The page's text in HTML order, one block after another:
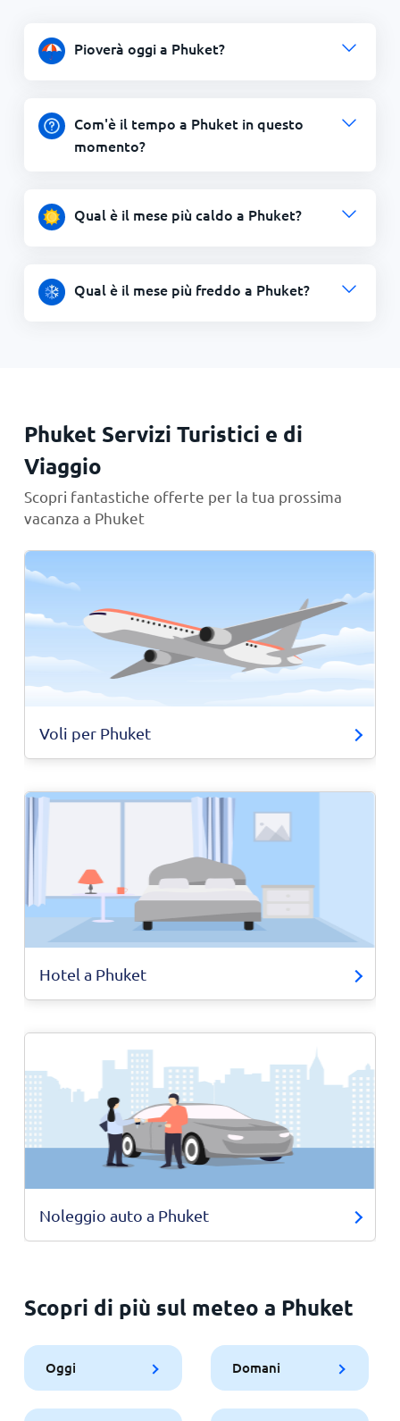
Pioverà oggi a Phuket?
Com'è il tempo a Phuket in questo
momento?
Qual è il mese più caldo a Phuket?
Qual è il mese più freddo a Phuket?
Phuket Servizi Turistici e di
Viaggio
Scopri fantastiche offerte per la tua prossima
vacanza a Phuket
Voli per Phuket
Hotel a Phuket
Noleggio auto a Phuket
Scopri di più sul meteo a Phuket
Oggi Domani